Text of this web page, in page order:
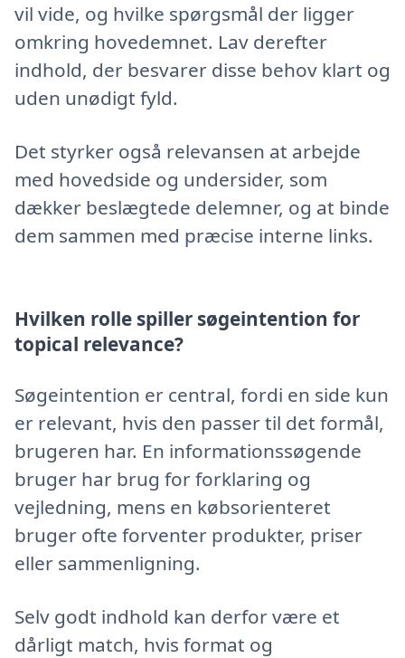
vil vide, og hvilke spørgsmål der ligger
omkring hovedemnet. Lav derefter
indhold, der besvarer disse behov klart og
uden unødigt fyld.
Det styrker også relevansen at arbejde
med hovedside og undersider, som
dækker beslægtede delemner, og at binde
dem sammen med præcise interne links.
Hvilken rolle spiller søgeintention for
topical relevance?
Søgeintention er central, fordi en side kun
er relevant, hvis den passer til det formål,
brugeren har. En informationssøgende
bruger har brug for forklaring og
vejledning, mens en købsorienteret
bruger ofte forventer produkter, priser
eller sammenligning.
Selv godt indhold kan derfor være et
dårligt match, hvis format og